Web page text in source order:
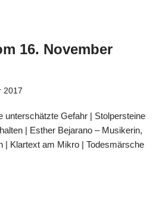
16. November
2017
unterschätzte Gefahr | Stolpersteine
| Esther Bejarano – Musikerin,
| Klartext am Mikro | Todesmärsche